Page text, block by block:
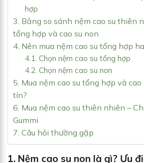
hợp
3. Bảng so sánh nệm cao su thiên
tổng hợp và cao su non
4. Nên mua nệm cao su tổng hợp
4.1. Chọn nệm cao su tổng hợp
4.2. Chọn nệm cao su non
5. Mua nệm cao su tổng hợp và cao
tín?
6. Mua nệm cao su thiên nhiên –
Gummi
7. Câu hỏi thường gặp
1. Nệm cao su non là gì? Ưu